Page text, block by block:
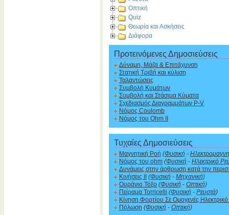
Οπτική
Quiz
Θεωρία και Ασκήσεις
Διάφορα
Προτεινόμενες Δημοσιεύσεις
Δύναμη, Μάζα & Επιτάχυνση
Στατική Τριβή και κύλιση
Ταλαντώσεις
Συμβολή Κυμάτων
Συμβολή και Στάσιμα Κύματα
Σχεδιασμός Διαγραμμάτων P-V
Νόμος Coulomb
Νόμος του Ohm II
Τυχαίες Δημοσιεύσεις
Μαγνητική Ροή (Φυσική -
Νόμος του ohm (Φυσική - Ηλεκτρικό
Δυνάμεις στην άρθρωση κατά την
Κινήσεις ΙΙ
(Φυσική - Μηχανική)
Ουράνιο Τόξο (Φυσική - Οπτική)
Πείραμα Torricelli (Φυσική - Ρευστά)
Κίνηση Φορτίου Σε Ομογενές
Πόλωση (Φυσική - Οπτική)